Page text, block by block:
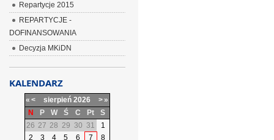
Repartycje 2015
REPARTYCJE -
DOFINANSOWANIA
Decyzja MKiDN
KALENDARZ
« < sierpień 2026 >»
N
P W Ś C Pt
S
26 27 28 29 30 31
1
2
3 4 5 6 7
8